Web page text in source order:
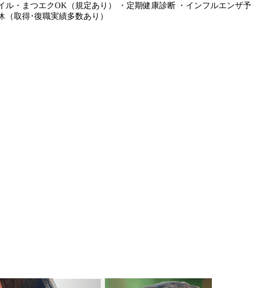
ル・まつエクOK（規定あり） ・定期健康診断 ・インフルエンザ予
取得･復職実績多数あり）